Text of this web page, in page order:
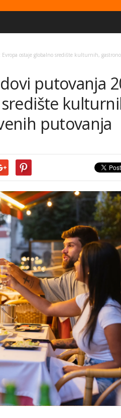
ostaje globalno središte kulturnih,
putovanja
putovanja